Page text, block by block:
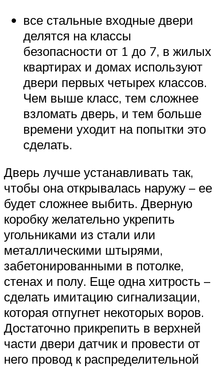
все стальные входные двери
делятся на классы
безопасности от 1 до 7, в жилых
квартирах и домах используют
двери первых четырех классов.
Чем выше класс, тем сложнее
взломать дверь, и тем больше
времени уходит на попытки это
сделать.
Дверь лучше устанавливать так,
чтобы она открывалась наружу – ее
будет сложнее выбить. Дверную
коробку желательно укрепить
угольниками из стали или
металлическими штырями,
забетонированными в потолке,
стенах и полу. Еще одна хитрость –
сделать имитацию сигнализации,
которая отпугнет некоторых воров.
Достаточно прикрепить в верхней
части двери датчик и провести от
него провод к распределительной